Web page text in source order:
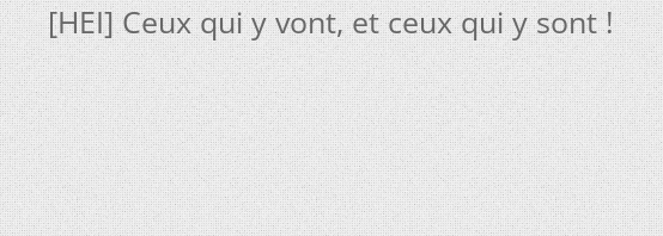
[HEI] Ceux qui y vont, et ceux qui y sont !